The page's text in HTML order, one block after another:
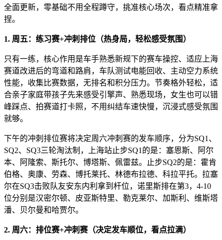
全面更新，零基础不用全程蹲守，挑准核心场次，看点精准拿
捏。
1. 周五：练习赛+冲刺排位 （热身局，轻松感受氛围）
只有一练，核心作用是车手熟悉新规下的赛车操控、适应上海
赛道改进后的弯道和路肩，车队测试电能回收、主动空力系统
性能，收集比赛数据，无排名和积分压力。节奏格外轻松，适
合亲子家庭带孩子先来感受引擎声、熟悉现场，女生也可以错
峰踩点、拍赛道打卡照，不用纠结车速快慢，沉浸式感受氛围
就够。
下午的冲刺排位赛将决定周六冲刺赛的发车顺序，分为SQ1、
SQ2、SQ3三轮淘汰制，上海站止步SQ1的是：塞恩斯、阿尔
本、阿隆索、斯托尔、博塔斯、佩雷兹。止步SQ2的是：霍肯
伯格、奥康、劳森、博托莱托、林德布拉德、科拉平托。拉塞
尔在SQ3击败队友安东内利拿到杆位，诺里斯排在第3，4-10
位分别是汉密尔顿、皮亚斯特里、勒克莱尔、加斯利、维斯塔
潘、贝尔曼和哈贾尔。
2. 周六：排位赛+冲刺赛（决定发车顺位，看点拉满）